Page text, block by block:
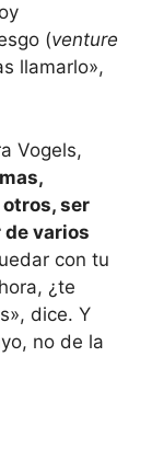
(venture
llamarlo»,
Vogels,
ser
de varios
con tu
¿te
dice. Y
no de la